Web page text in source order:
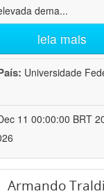
dema...
leia mais
Universidade
11 00:00:00 BRT
Armando